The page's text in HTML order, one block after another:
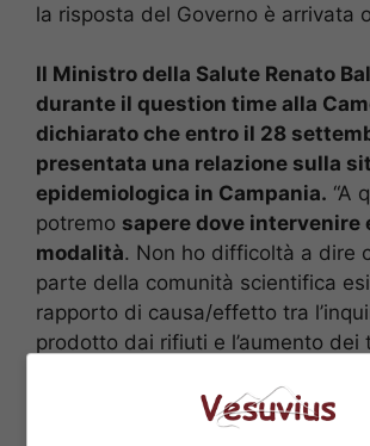
la risposta del Governo è arrivata
Il Ministro della Salute Renato
durante il question time alla
dichiarato che entro il 28
presentata una relazione sulla
epidemiologica in Campania. “A
potremo sapere dove intervenire
modalità. Non ho difficoltà a dire
parte della comunità scientifica
rapporto di causa/effetto tra
prodotto dai rifiuti e l’aumento dei
il tema altrimenti si rischia di
maniera non efficace